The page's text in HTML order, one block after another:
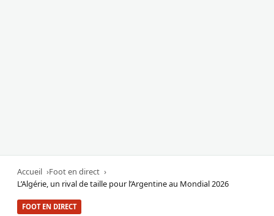
Accueil
Foot en direct
L’Algérie, un rival de taille pour l’Argentine au Mondial 2026
FOOT EN DIRECT